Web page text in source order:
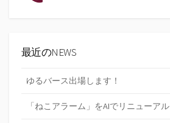
最近のNEWS
ゆるバース出場します！
「ねこアラーム」をAIでリニューアル